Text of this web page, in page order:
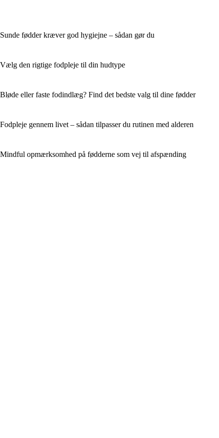
Sunde fødder kræver god hygiejne – sådan gør du
Vælg den rigtige fodpleje til din hudtype
Bløde eller faste fodindlæg? Find det bedste valg til dine fødder
Fodpleje gennem livet – sådan tilpasser du rutinen med alderen
Mindful opmærksomhed på fødderne som vej til afspænding